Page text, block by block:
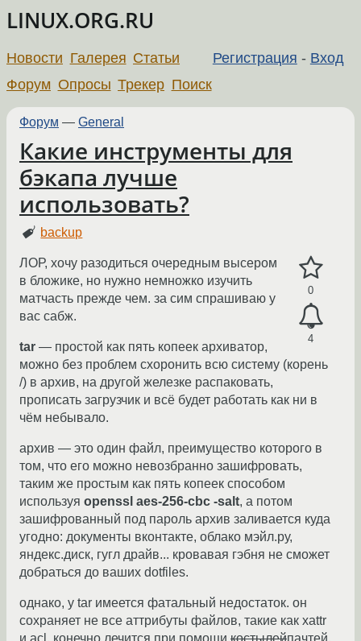
LINUX.ORG.RU
Регистрация - Вход
Новости Галерея Статьи
Форум Опросы Трекер Поиск
Форум — General
Какие инструменты для
бэкапа лучше
использовать?
backup
0
4
ЛОР, хочу разодиться очередным высером
в бложике, но нужно немножко изучить
матчасть прежде чем. за сим спрашиваю у
вас сабж.
tar — простой как пять копеек архиватор,
можно без проблем схоронить всю систему (корень
/) в архив, на другой железке распаковать,
прописать загрузчик и всё будет работать как ни в
чём небывало.
архив — это один файл, преимущество которого в
том, что его можно невозбранно зашифровать,
таким же простым как пять копеек способом
используя openssl aes-256-cbc -salt, а потом
зашифрованный под пароль архив заливается куда
угодно: документы вконтакте, облако мэйл.ру,
яндекс.диск, гугл драйв... кровавая гэбня не сможет
добраться до ваших dotfiles.
однако, у tar имеется фатальный недостаток. он
сохраняет не все аттрибуты файлов, такие как xattr